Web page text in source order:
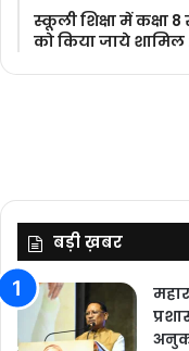
स्कूली शिक्षा में कक्षा
को किया जाये शामिल
बड़ी ख़बर